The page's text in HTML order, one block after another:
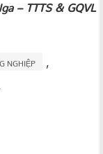
– TTTS & GQVL
NGHIỆP